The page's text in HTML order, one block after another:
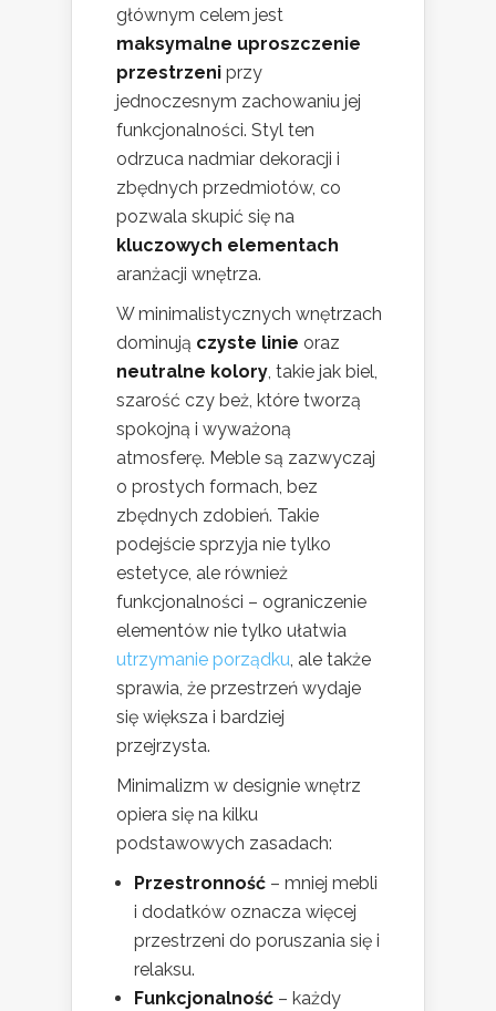
głównym celem jest
maksymalne uproszczenie
przestrzeni przy
jednoczesnym zachowaniu jej
funkcjonalności. Styl ten
odrzuca nadmiar dekoracji i
zbędnych przedmiotów, co
pozwala skupić się na
kluczowych elementach
aranżacji wnętrza.
W minimalistycznych wnętrzach
dominują czyste linie oraz
neutralne kolory, takie jak biel,
szarość czy beż, które tworzą
spokojną i wyważoną
atmosferę. Meble są zazwyczaj
o prostych formach, bez
zbędnych zdobień. Takie
podejście sprzyja nie tylko
estetyce, ale również
funkcjonalności – ograniczenie
elementów nie tylko ułatwia
utrzymanie porządku, ale także
sprawia, że przestrzeń wydaje
się większa i bardziej
przejrzysta.
Minimalizm w designie wnętrz
opiera się na kilku
podstawowych zasadach:
Przestronność – mniej mebli
i dodatków oznacza więcej
przestrzeni do poruszania się i
relaksu.
Funkcjonalność – każdy